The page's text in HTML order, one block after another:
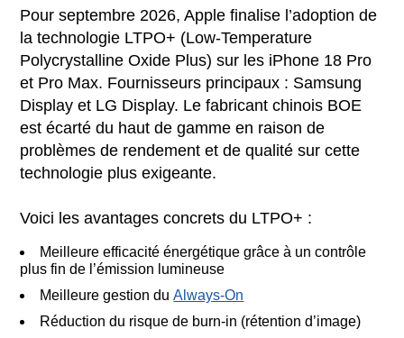
Pour septembre 2026, Apple finalise l’adoption de
la technologie LTPO+ (Low-Temperature
Polycrystalline Oxide Plus) sur les iPhone 18 Pro
et Pro Max. Fournisseurs principaux : Samsung
Display et LG Display. Le fabricant chinois BOE
est écarté du haut de gamme en raison de
problèmes de rendement et de qualité sur cette
technologie plus exigeante.
Voici les avantages concrets du LTPO+ :
Meilleure efficacité énergétique grâce à un contrôle
plus fin de l’émission lumineuse
Meilleure gestion duAlways-On
Réduction du risque de burn-in (rétention d’image)